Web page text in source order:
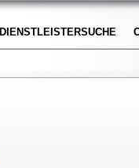
DIENSTLEISTERSUCHE